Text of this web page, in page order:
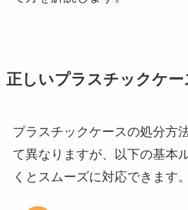
正しいプラスチックケ
プラスチックケースの処分方
て異なりますが、以下の基本
くとスムーズに対応できます。